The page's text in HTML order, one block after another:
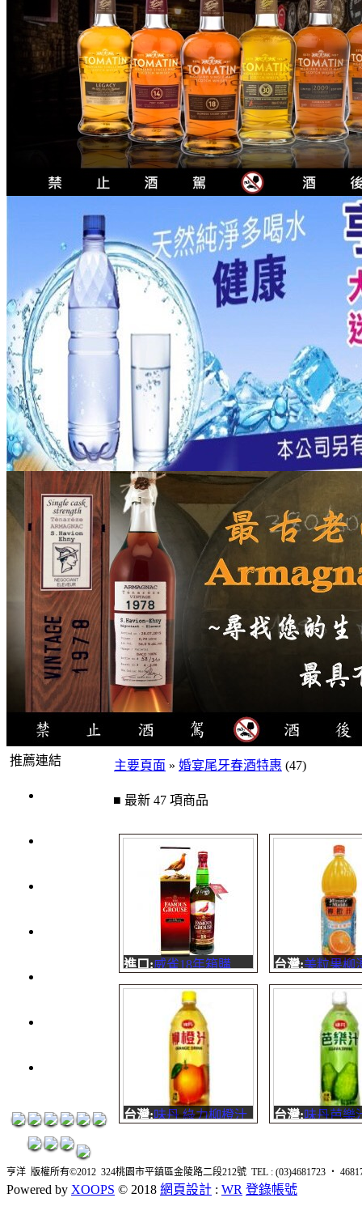
推薦連結 主要頁面 » 婚宴尾牙春酒特惠 (47)
■ 最新 47 項商品
進口:威雀18年箱購
9000元金額可累積紅利
威雀18年純麥蘇格蘭威
士忌Famous Grouse 18
Years old Blended Malt
Scotch Whisky
台灣:美粒果柳
1000cc 12入
※ 檢驗合格 ※
驗報告不含塑
特加陽光果肉
的果汁 果汁含
10%，�...
台灣:味丹 綠力柳橙汁
的長青品牌～綠力果
汁，為迎合消費者對品
台灣:味丹芭樂
的長青品牌～
汁，為迎合消
亨洋 版權所有©2012 324桃園市平鎮區金陵路二段212號 TEL : (03)4681723 ‧
Powered by XOOPS © 2018 網頁設計 : WR 登錄帳號